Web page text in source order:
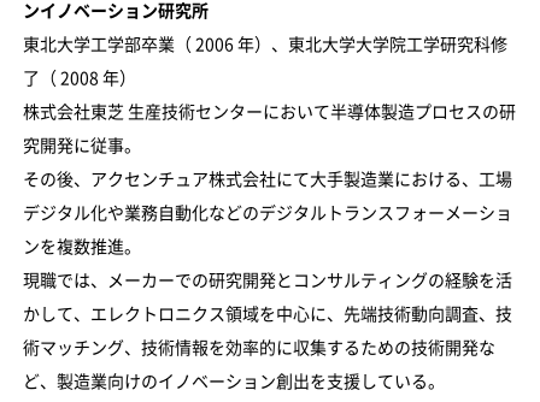
ンイノベーション研究所
東北大学工学部卒業（ 2006 年）、東北大学大学院工学研究科修
了（ 2008 年）
株式会社東芝 生産技術センターにおいて半導体製造プロセスの研
究開発に従事。
その後、アクセンチュア株式会社にて大手製造業における、工場
デジタル化や業務自動化などのデジタルトランスフォーメーショ
ンを複数推進。
現職では、メーカーでの研究開発とコンサルティングの経験を活
かして、エレクトロニクス領域を中心に、先端技術動向調査、技
術マッチング、技術情報を効率的に収集するための技術開発な
ど、製造業向けのイノベーション創出を支援している。